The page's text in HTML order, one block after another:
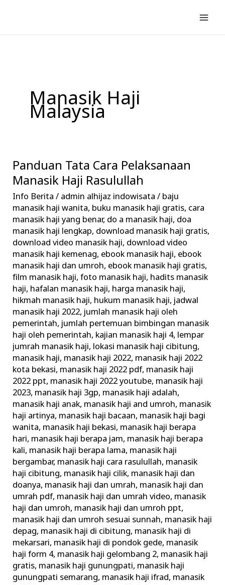
konten
Manasik Haji
Malaysia
Panduan Tata Cara Pelaksanaan
Manasik Haji Rasulullah
Info Berita / admin alhijaz indowisata/ baju
manasik haji wanita, buku manasik haji gratis, cara
manasik haji yang benar, do a manasik haji, doa
manasik haji lengkap, download manasik haji gratis,
download video manasik haji, download video
manasik haji kemenag, ebook manasik haji, ebook
manasik haji dan umroh, ebook manasik haji gratis,
film manasik haji,foto manasik haji, hadits manasik
haji, hafalan manasik haji, harga manasik haji,
hikmah manasik haji, hukum manasik haji, jadwal
manasik haji 2022, jumlah manasik haji oleh
pemerintah, jumlah pertemuan bimbingan manasik
haji oleh pemerintah, kajian manasik haji 4, lempar
jumrah manasik haji, lokasi manasik haji cibitung,
manasik haji, manasik haji 2022, manasik haji 2022
kota bekasi, manasik haji 2022 pdf, manasik haji
2022 ppt, manasik haji 2022 youtube, manasik haji
2023, manasik haji 3gp, manasik haji adalah,
manasik haji anak, manasik haji and umroh, manasik
haji artinya, manasik haji bacaan, manasik haji bagi
wanita, manasik haji bekasi, manasik haji berapa
hari, manasik haji berapa jam, manasik haji berapa
kali, manasik haji berapa lama, manasik haji
bergambar, manasik haji cara rasulullah, manasik
haji cibitung, manasik haji cilik, manasik haji dan
doanya, manasik haji dan umrah, manasik haji dan
umrah pdf, manasik haji dan umrah video, manasik
haji dan umroh, manasik haji dan umroh ppt,
manasik haji dan umroh sesuai sunnah, manasik haji
depag, manasik haji di cibitung, manasik haji di
mekarsari, manasik haji di pondok gede, manasik
haji form 4, manasik haji gelombang 2, manasik haji
gratis, manasik haji gunungpati, manasik haji
gunungpati semarang, manasik haji ifrad, manasik
Panduan
Tata
Cara
Pelaksanaan
Manasik
Haji
Rasulullah